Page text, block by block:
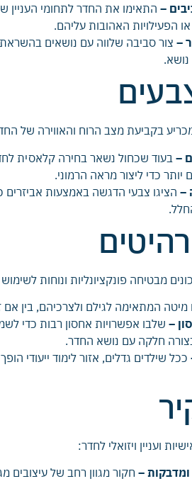
– התאימו את החדר לתחומי העניין
הפעילויות האהובות עליהם.
– צור סביבה שלווה עם נושאים בהשראת
בקביעת מצב הרוח והאווירה של
– בעוד שכחול נשאר בחירה קלאסית
יותר כדי ליצור מראה הרמוני.
– הציגו צבעי הדגשה באמצעות אביזרים
מבטיחה פונקציונליות ונוחות לשימוש
מיטה המתאימה לגילם ולצרכיהם, בין
– שלבו אפשרויות אחסון רבות כדי
חלקה עם נושא החדר.
ככל שילדים גדלים, אזור לימוד ייעודי
ועניין ויזואלי לחדר:
– חקור מגוון רחב של עיצובים